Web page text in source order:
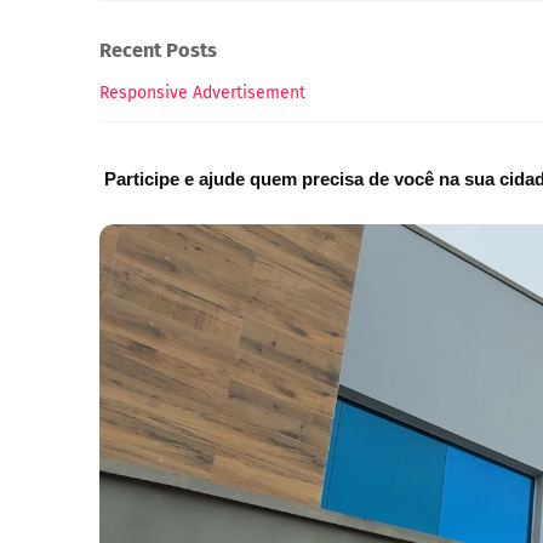
Recent Posts
Responsive Advertisement
Participe e ajude quem precisa de você na sua